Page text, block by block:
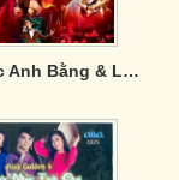
Dòng Nhạc Anh Bằng & Lam Phương